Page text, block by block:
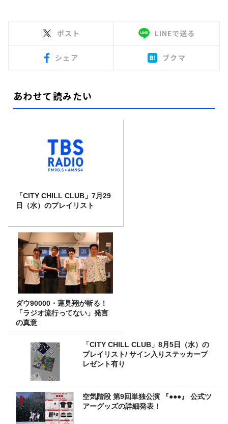
ポスト LINEで送る
シェア ブクマ
あわせて読みたい
「CITY CHILL CLUB」7月29
日（水）のプレイリスト
ダウ90000・蓮見翔が斬る！
「ラジオ流行ってない」発言
の真意
「CITY CHILL CLUB」8月5日（水）の
プレイリスト/ サイン入りステッカープ
レゼント有り
空気階段 第9回単独公演 『●●●』 公式ツ
アーグッズの詳細発表！